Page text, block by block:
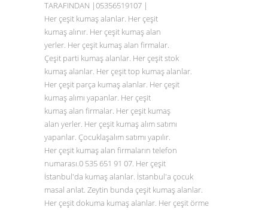
TARAFINDAN |05356519107 |
Her çeşit kumaş alanlar. Her çeşit
kumaş alınır. Her çeşit kumaş alan
yerler. Her çeşit kumaş alan firmalar.
Çeşit parti kumaş alanlar. Her çeşit stok
kumaş alanlar. Her çeşit top kumaş alanlar.
Her çeşit parça kumaş alanlar. Her çeşit
kumaş alımı yapanlar. Her çeşit
kumaş alan firmalar. Her çeşit kumaş
alan yerler. Her çeşit kumaş alım satımı
yapanlar. Çocuklaşalım satımı yapılır.
Her çeşit kumaş alan firmaların telefon
numarası.0 535 651 91 07. Her çeşit
İstanbul'da kumaş alanlar. İstanbul'a çocuk
masal anlat. Zeytin bunda çeşit kumaş alanlar.
Her çeşit dokuma kumaş alanlar. Her çeşit örme